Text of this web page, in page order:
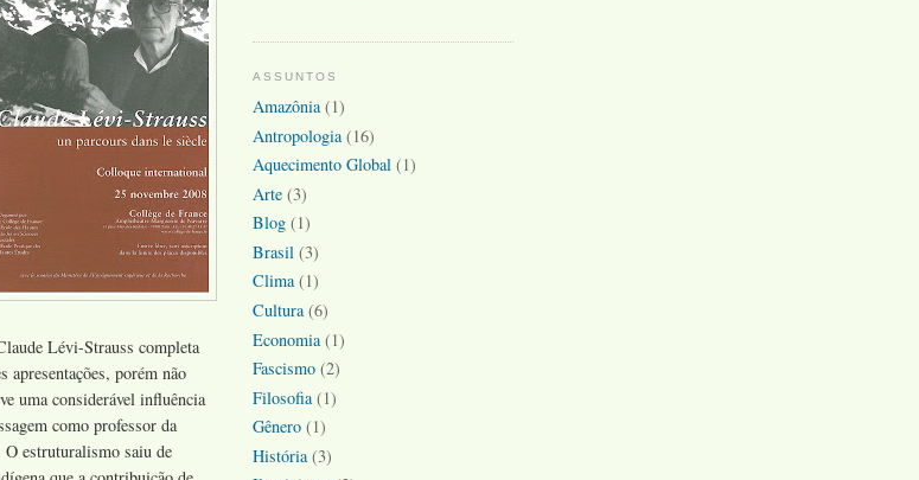
Lévi-Strauss completa
apresentações, porém não
uma considerável influência
como professor da
O estruturalismo saiu de
ASSUNTOS
Amazônia (1)
Antropologia (16)
Aquecimento Global (1)
Arte (3)
Blog (1)
Brasil (3)
Clima (1)
Cultura (6)
Economia (1)
Fascismo (2)
Filosofia (1)
Gênero (1)
História (3)